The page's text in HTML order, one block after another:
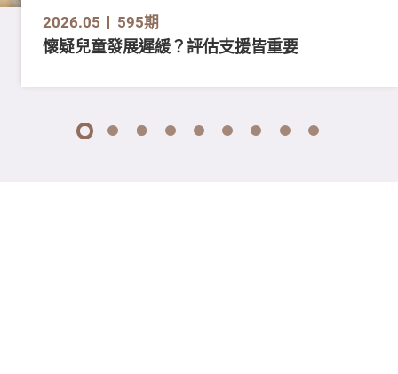
2026.05 595期
懷疑兒童發展遲緩？評估支援皆重要
1 2 3 4 5 6 7 8 9